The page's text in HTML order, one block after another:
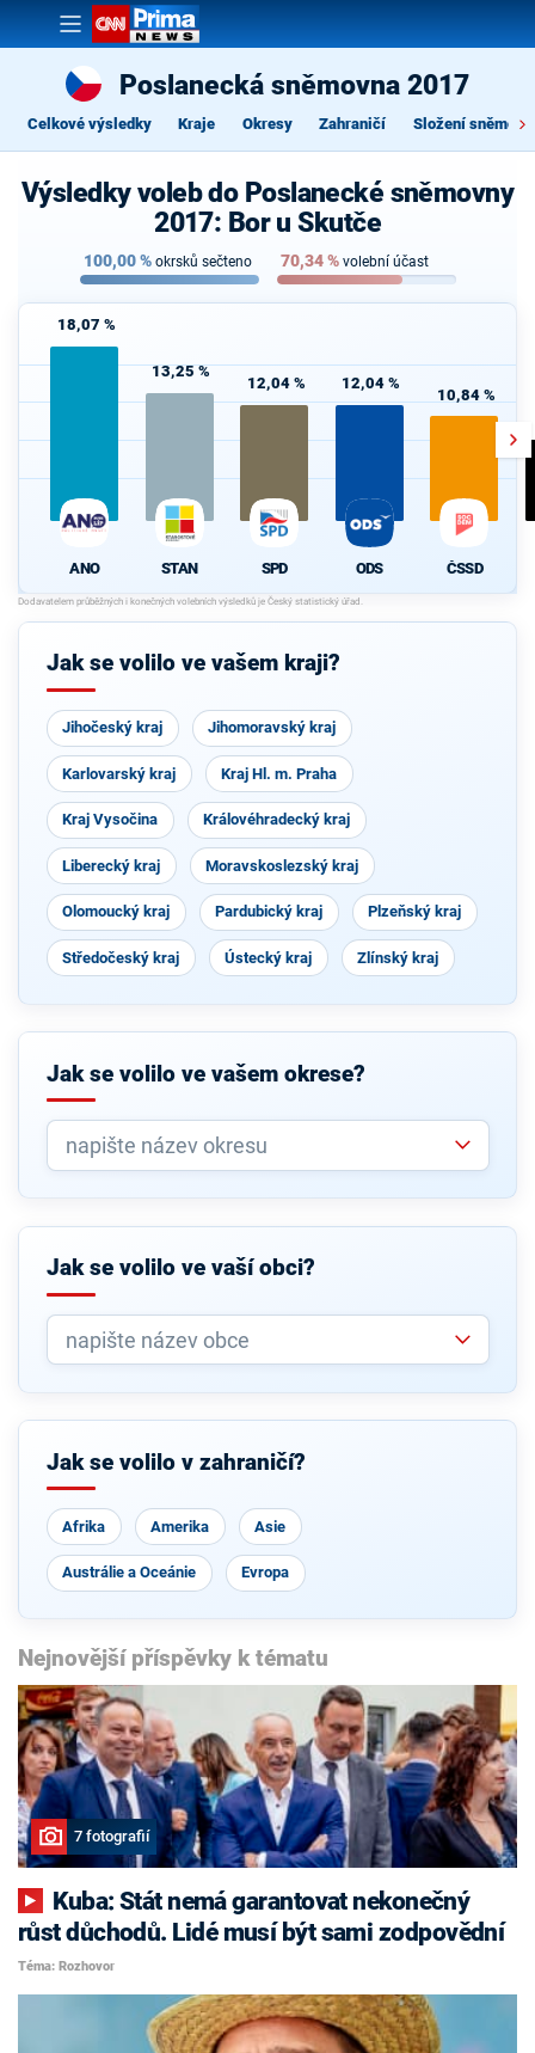
Poslanecká sněmovna 2017
Celkové výsledky Kraje Okresy Zahraničí Složení
Výsledky voleb do Poslanecké sněmovny
2017: Bor u Skutče
100,00% okrsků sečteno 70,34% volební účast
18,07 %
ANO
13,25 %
STAN
12,04 %
SPD
12,04 %
ODS
10,84 %
ČSSD
Jak se volilo ve vašem kraji?
Jihočeský kraj Jihomoravský kraj
Karlovarský kraj Kraj Hl. m. Praha
Kraj Vysočina Královéhradecký kraj
Liberecký kraj Moravskoslezský kraj
Olomoucký kraj Pardubický kraj Plzeňský kraj
Středočeský kraj Ústecký kraj Zlínský kraj
Jak se volilo ve vašem okrese?
Jak se volilo ve vaší obci?
Jak se volilo v zahraničí?
Afrika Amerika Asie
Austrálie a Oceánie Evropa
Nejnovější příspěvky k tématu
7 fotografií
růst důchodů. Lidé musí být sami zodpovědní
Téma: Rozhovor